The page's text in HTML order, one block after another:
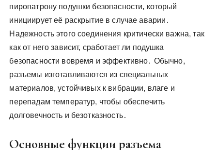
пиропатрону подушки безопасности, который
инициирует её раскрытие в случае аварии․
Надежность этого соединения критически важна, так
как от него зависит, сработает ли подушка
безопасности вовремя и эффективно․ Обычно,
разъемы изготавливаются из специальных
материалов, устойчивых к вибрации, влаге и
перепадам температур, чтобы обеспечить
долговечность и безотказность․
Основные функции разъема